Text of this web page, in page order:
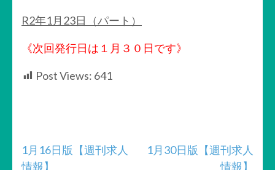
R2年1月23日（パート）
《次回発行日は１月３０日です》
Post Views: 641
投
1月16日版【週刊求人
情報】
1月30日版【週刊求人
情報】